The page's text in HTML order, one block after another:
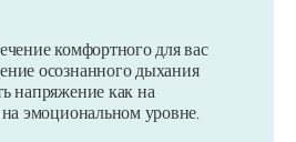
комфортного для вас
осознанного дыхания
напряжение как на
эмоциональном уровне.